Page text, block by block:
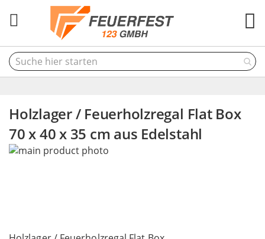
Holzlager / Feuerholzregal Flat Box
70 x 40 x 35 cm aus Edelstahl
Skip